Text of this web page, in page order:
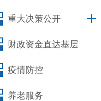
重大决策公开
财政资金直达基层
疫情防控
养老服务